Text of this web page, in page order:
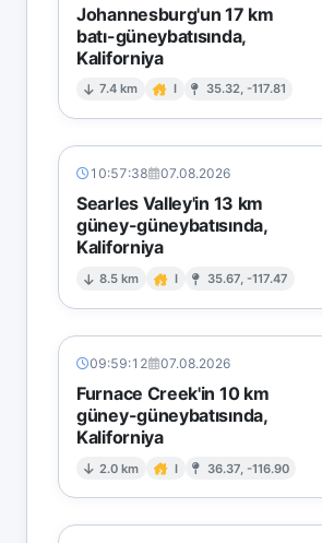
Johannesburg'un 17 km
batı-güneybatısında,
Kaliforniya
7.4 km I 35.32, -117.81
10:57:38 07.08.2026
Searles Valley'in 13 km
güney-güneybatısında,
Kaliforniya
8.5 km I 35.67, -117.47
09:59:12 07.08.2026
Furnace Creek'in 10 km
güney-güneybatısında,
Kaliforniya
2.0 km I 36.37, -116.90